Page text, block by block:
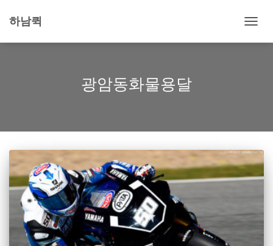
하남퀵
비
광암동화물용달